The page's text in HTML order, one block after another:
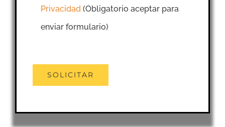
Privacidad (Obligatorio aceptar para
enviar formulario)